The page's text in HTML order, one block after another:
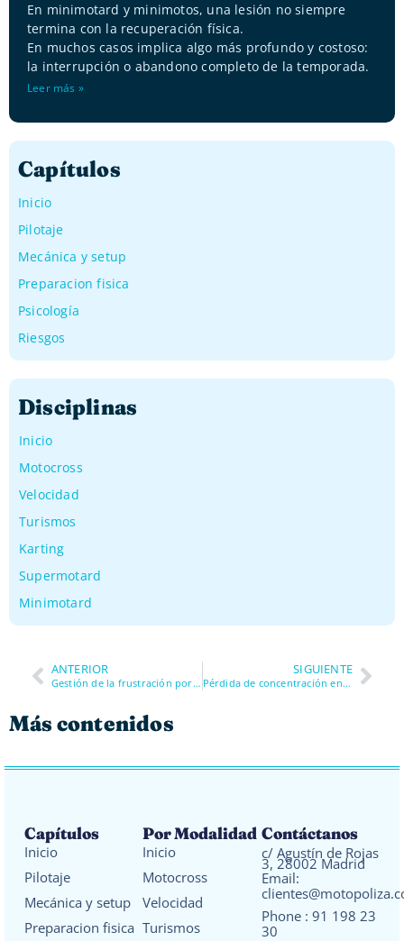
En minimotard y minimotos, una lesión no siempre
termina con la recuperación física.
En muchos casos implica algo más profundo y costoso:
la interrupción o abandono completo de la temporada.
Leer más »
Capítulos
Inicio
Pilotaje
Mecánica y setup
Preparacion fisica
Psicología
Riesgos
Disciplinas
Inicio
Motocross
Velocidad
Turismos
Karting
Supermotard
Minimotard
ANTERIOR
Gestión de la frustración por tráfico
SIGUIENTE
Pérdida de concentración en tandas cortas
Más contenidos
Capítulos
Inicio
Pilotaje
Mecánica y setup
Preparacion fisica
Por Modalidad
Inicio
Motocross
Velocidad
Turismos
Contáctanos
c/ Agustín de Rojas
3, 28002 Madrid
Email:
Phone : 91 198 23
30